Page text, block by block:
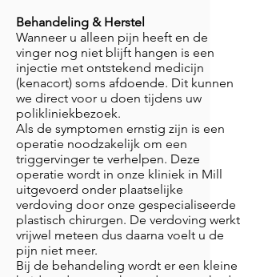
Behandeling & Herstel
Wanneer u alleen pijn heeft en de
vinger nog niet blijft hangen is een
injectie met ontstekend medicijn
(kenacort) soms afdoende. Dit kunnen
we direct voor u doen tijdens uw
polikliniekbezoek.
Als de symptomen ernstig zijn is een
operatie noodzakelijk om een
triggervinger te verhelpen. Deze
operatie wordt in onze kliniek in Mill
uitgevoerd onder plaatselijke
verdoving door onze gespecialiseerde
plastisch chirurgen. De verdoving werkt
vrijwel meteen dus daarna voelt u de
pijn niet meer.
Bij de behandeling wordt er een kleine